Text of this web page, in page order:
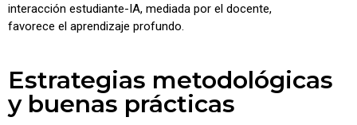
interacción estudiante-IA, mediada por el docente,
favorece el aprendizaje profundo.
Estrategias metodológicas
y buenas prácticas